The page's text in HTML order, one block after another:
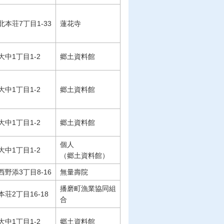
本荘7丁目1-33 蓮花寺
中1丁目1-2 郷土資料館
中1丁目1-2 郷土資料館
中1丁目1-2 郷土資料館
中1丁目1-2
個人
（郷土資料館）
野添3丁目8-16 無量壽院
荘2丁目16-18
播磨町漁業協同組
合
中1丁目1-2 郷土資料館